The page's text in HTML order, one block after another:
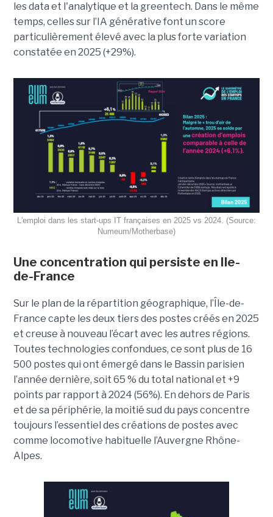
les data et l'analytique et la greentech. Dans le même
temps, celles sur l’IA générative font un score
particulièrement élevé avec la plus forte variation
constatée en 2025 (+29%).
L'emploi dans les start-ups IT françaises en 2025 vs 2024. (Source:
Numeum/Motherbase)
Une concentration qui persiste en Ile-
de-France
Sur le plan de la répartition géographique, l’Île-de-
France capte les deux tiers des postes créés en 2025
et creuse à nouveau l’écart avec les autres régions.
Toutes technologies confondues, ce sont plus de 16
500 postes qui ont émergé dans le Bassin parisien
l’année dernière, soit 65 % du total national et +9
points par rapport à 2024 (56%). En dehors de Paris
et de sa périphérie, la moitié sud du pays concentre
toujours l’essentiel des créations de postes avec
comme locomotive habituelle l’Auvergne Rhône-
Alpes.